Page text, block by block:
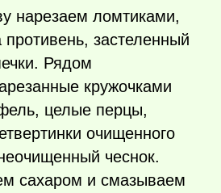
нарезаем ломтиками,
застеленный
Рядом
кружочками
целые перцы,
очищенного
чеснок.
сахаром и смазываем